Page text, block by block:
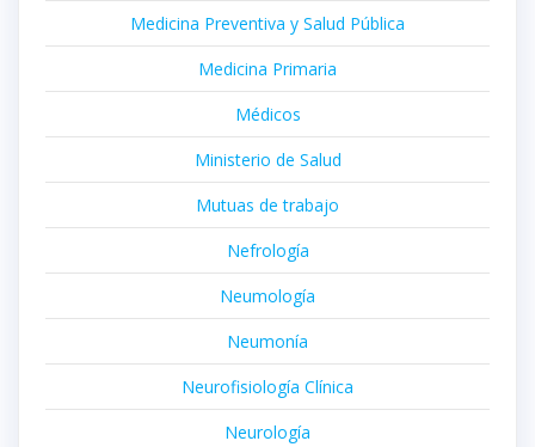
Medicina Preventiva y Salud Pública
Medicina Primaria
Médicos
Ministerio de Salud
Mutuas de trabajo
Nefrología
Neumología
Neumonía
Neurofisiología Clínica
Neurología